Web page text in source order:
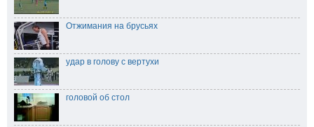
Отжимания на брусьях
удар в голову с вертухи
головой об стол